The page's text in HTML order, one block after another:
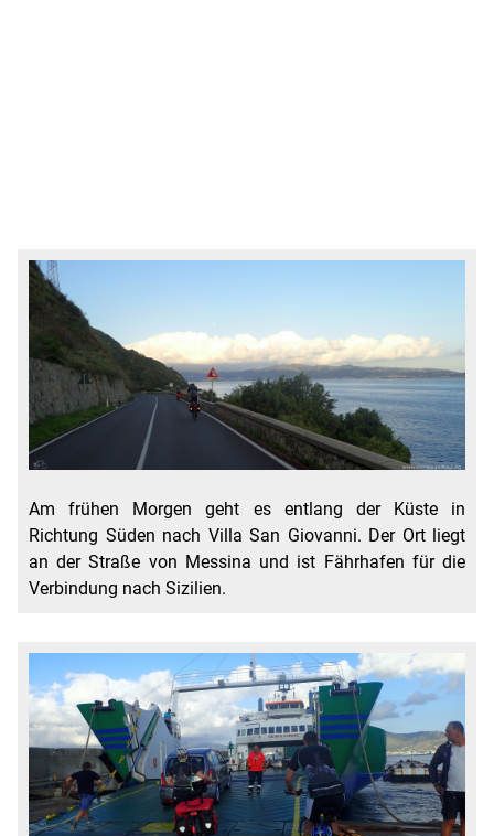
Am frühen Morgen geht es entlang der Küste in
Richtung Süden nach Villa San Giovanni. Der Ort liegt
an der Straße von Messina und ist Fährhafen für die
Verbindung nach Sizilien.